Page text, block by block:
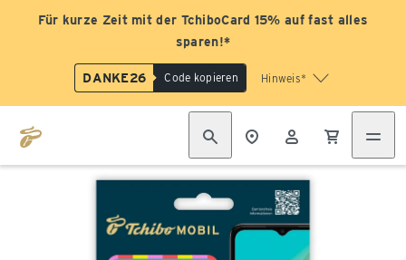
Für kurze Zeit mit der TchiboCard 15% auf fast alles
sparen!*
DANKE26 Code kopieren Hinweis*